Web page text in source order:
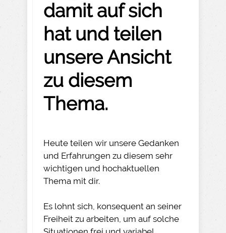
damit auf sich
hat und teilen
unsere Ansicht
zu diesem
Thema.
Heute teilen wir unsere Gedanken
und Erfahrungen zu diesem sehr
wichtigen und hochaktuellen
Thema mit dir.
Es lohnt sich, konsequent an seiner
Freiheit zu arbeiten, um auf solche